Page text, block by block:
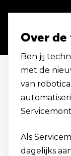
Over
Ben jij
met de
van
Als
dagelijks